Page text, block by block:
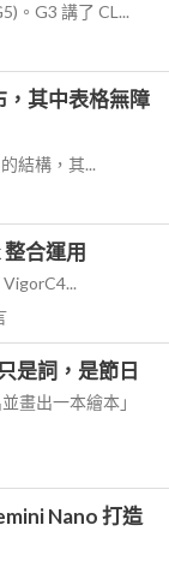
。G3 講了 CL...
，其中表格無障
結構，其...
合運用
是詞，是節日
畫出一本繪本」
Nano 打造